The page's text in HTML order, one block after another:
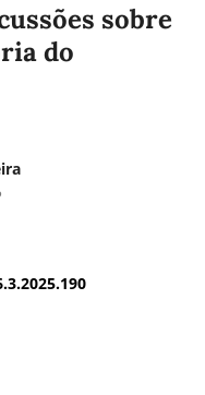
sobre
do